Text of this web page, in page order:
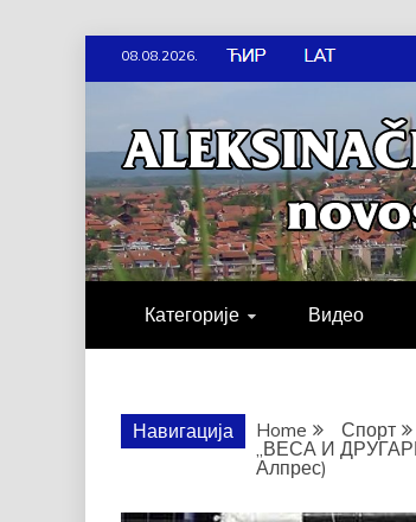
to
08.08.2026.
ДРУШТВО,
Категорије Видео
Навигација Home
Спорт
„ВЕСА И
Алпрес)